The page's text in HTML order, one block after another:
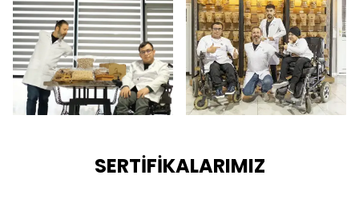
SERTİFİKALARIMIZ